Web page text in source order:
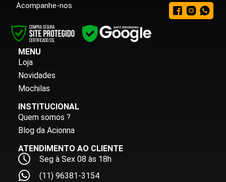
Acompanhe-nos
MENU
Loja
Novidades
Mochilas
INSTITUCIONAL
Quem somos ?
Blog da Acionna
ATENDIMENTO AO CLIENTE
Seg à Sex 08 às 18h
(11) 96381-3154